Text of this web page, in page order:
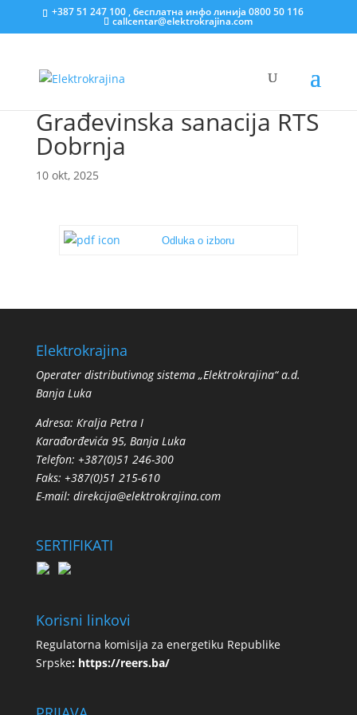
+387 51 247 100 , бесплатна инфо линија 0800 50 116
callcentar@elektrokrajina.com
Građevinska sanacija RTS
Dobrnja
10 okt, 2025
Odluka o izboru
Elektrokrajina
Operater distributivnog sistema „Elektrokrajina“ a.d.
Banja Luka
Adresa: Кralja Petra I
Кarađorđevića 95, Banja Luka
Telefon: +387(0)51 246-300
Faks: +387(0)51 215-610
E-mail: direkcija@elektrokrajina.com
SERTIFIKATI
Korisni linkovi
Regulatorna komisija za energetiku Republike
Srpske: https://reers.ba/